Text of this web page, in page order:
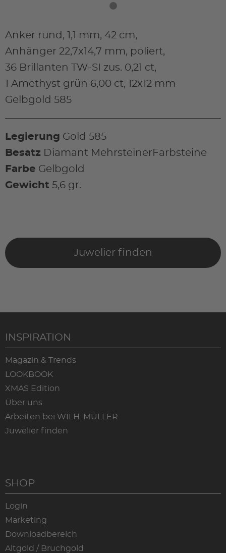
Anker rund, 1,1 mm, 42 cm,
Anhänger 22,7x14,7 mm, poliert,
36 Brillanten TW-SI zus. 0,21 ct,
1 Amethyst grün 6,00 ct, 12x12 mm
Gelbgold 585
Legierung Gold 585
Besatz Diamant MehrsteinerFarbsteine
Farbe Gelbgold
Gewicht 5,6 gr.
Juwelier finden
INSPIRATION
Magazin & Trends
LOOKBOOK
XMAS Edition
Über uns
Arbeiten bei WILH. MÜLLER
Juwelier finden
SHOP
Login
Marketing
Downloadbereich
Altgold / Bruchgold